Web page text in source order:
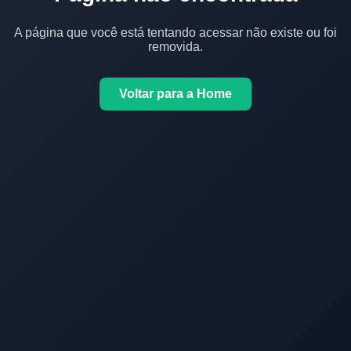
A página que você está tentando acessar não existe ou foi
removida.
Voltar para a Home